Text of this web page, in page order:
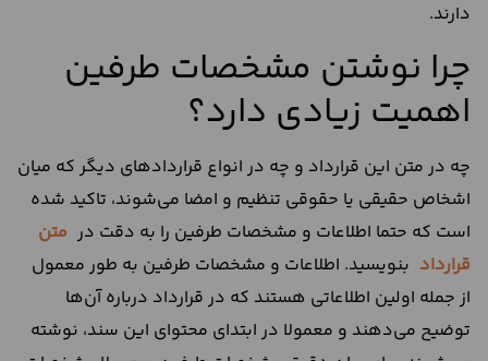
دارند.
چرا نوشتن مشخصات طرفین
اهمیت زیادی دارد؟
چه در متن این قرارداد و چه در انواع قراردادهای دیگر که میان
اشخاص حقیقی یا حقوقی تنظیم و امضا می‌شوند، تاکید شده
است که حتما اطلاعات و مشخصات طرفین را به دقت در متن
قرارداد بنویسید. اطلاعات و مشخصات طرفین به طور معمول
از جمله اولین اطلاعاتی هستند که در قرارداد درباره آن‌ها
توضیح می‌دهند و معمولا در ابتدای محتوای این سند، نوشته